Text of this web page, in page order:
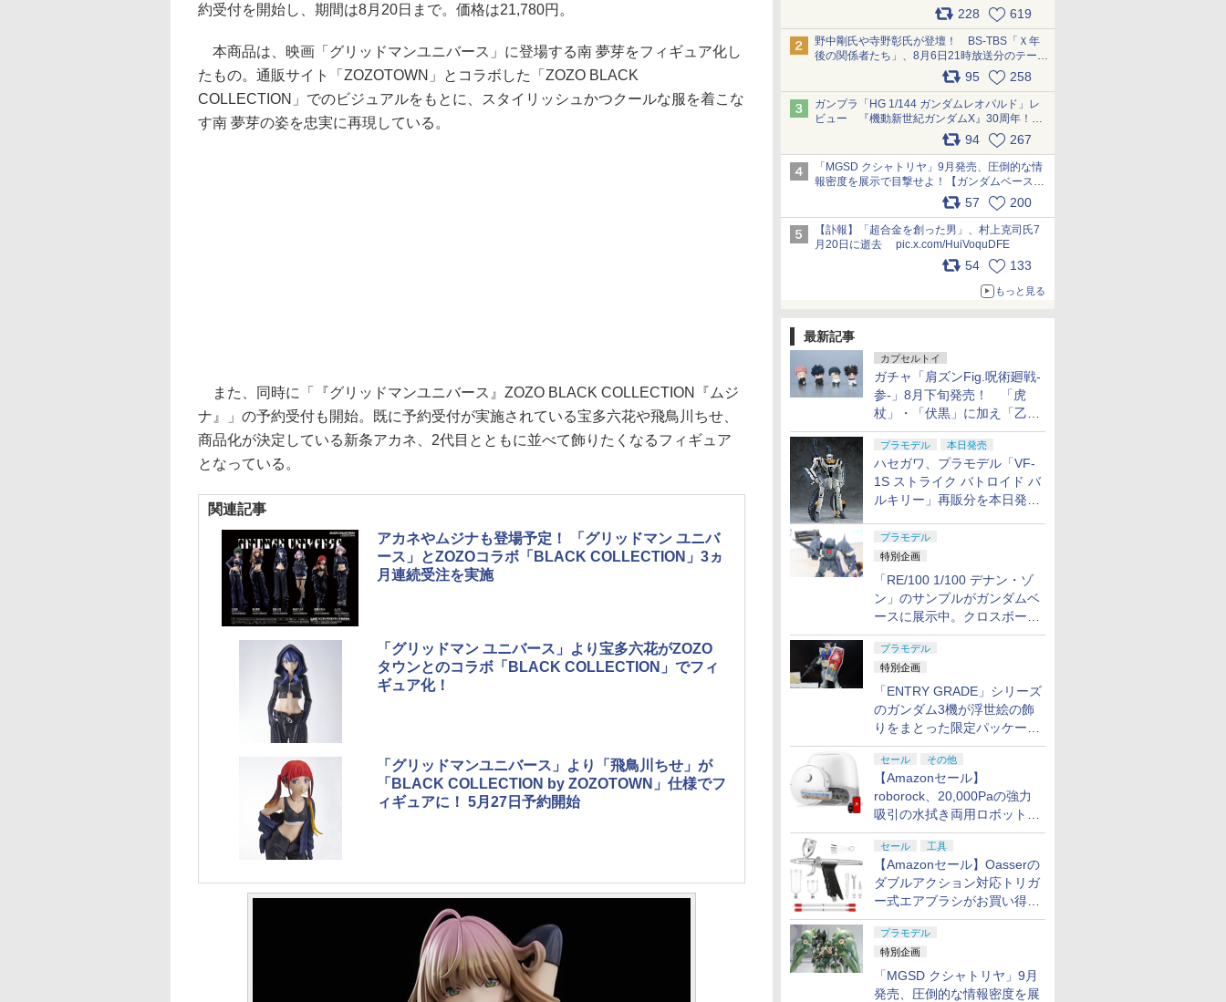
デザインまで再現可能なボリューム満点のキッ
ト pic.x.com/6zOqQAQKkX
228 619
野中剛氏や寺野彰氏が登壇！ BS-TBS「Ｘ年
後の関係者たち」、8月6日21時放送分のテーマ
は「超合金」！ pic.x.com/uWyt1uyuFm
95 258
ガンプラ「HG 1/144 ガンダムレオパルド」レ
ビュー 『機動新世紀ガンダムX』30周年！イ
ンナーアームガトリングの変形機構まで再現し
最新フォーマットでキット化！
pic.x.com/nszPIDTpbg
94 267
「MGSD クシャトリヤ」9月発売、圧倒的な情
報密度を展示で目撃せよ！【ガンダムベース撮
り下ろし】 pic.x.com/3rPjsfk7qZ
57 200
【訃報】「超合金を創った男」、村上克司氏7
月20日に逝去 pic.x.com/HuiVoquDFE
54 133
もっと見る
最新記事
カプセルトイ
ガチャ「肩ズンFig.呪術廻戦-
参-」8月下旬発売！ 「虎
杖」・「伏黒」に加え「乙
骨」・「脹相」がラインナッ
プ
プラモデル 本日発売
ハセガワ、プラモデル「VF-
1S ストライク バトロイド バ
ルキリー」再販分を本日発
プラモデル
特別企画
「RE/100 1/100 デナン・ゾ
ン」のサンプルがガンダムベ
ースに展示中。クロスボー
ン・バンガードの制式量産機
が間もなく発送【ガンダムベ
ース撮り下ろし】
プラモデル
特別企画
「ENTRY GRADE」シリーズ
のガンダム3機が浮世絵の飾
りをまとった限定パッケージ
で8月29日に発売！ お土産
にもピッタリ!?【ガンダムベ
ース撮り下ろし】
セール その他
【Amazonセール】
roborock、20,000Paの強力
吸引の水拭き両用ロボット掃
除機「Qrevo Curv 2 Flow」
がお買い得！
セール 工具
【Amazonセール】Oasserの
ダブルアクション対応トリガ
ー式エアブラシがお買い得価
格で登場！
プラモデル
特別企画
「MGSD クシャトリヤ」9月
発売、圧倒的な情報密度を展
約受付を開始し、期間は8月20日まで。価格は21,780円。
本商品は、映画「グリッドマンユニバース」に登場する南 夢芽をフィギュア化し
たもの。通販サイト「ZOZOTOWN」とコラボした「ZOZO BLACK
COLLECTION」でのビジュアルをもとに、スタイリッシュかつクールな服を着こな
す南 夢芽の姿を忠実に再現している。
また、同時に「『グリッドマンユニバース』ZOZO BLACK COLLECTION『ムジ
ナ』」の予約受付も開始。既に予約受付が実施されている宝多六花や飛鳥川ちせ、
商品化が決定している新条アカネ、2代目とともに並べて飾りたくなるフィギュア
となっている。
関連記事
アカネやムジナも登場予定！ 「グリッドマン ユニバ
ース」とZOZOコラボ「BLACK COLLECTION」3ヵ
月連続受注を実施
「グリッドマン ユニバース」より宝多六花がZOZO
タウンとのコラボ「BLACK COLLECTION」でフィ
ギュア化！
「グリッドマンユニバース」より「飛鳥川ちせ」が
「BLACK COLLECTION by ZOZOTOWN」仕様でフ
ィギュアに！ 5月27日予約開始